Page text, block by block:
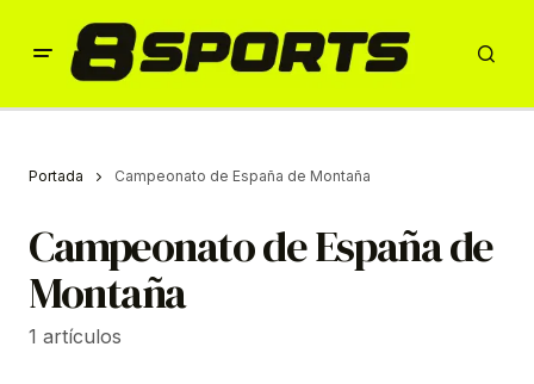
Portada Campeonato de España de Montaña
Campeonato de España de
Montaña
1 artículos